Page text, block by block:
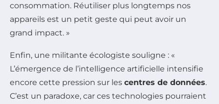
consommation. Réutiliser plus longtemps nos
appareils est un petit geste qui peut avoir un
grand impact. »
Enfin, une militante écologiste souligne : «
L’émergence de l’intelligence artificielle intensifie
encore cette pression sur les centres de données.
C’est un paradoxe, car ces technologies pourraient